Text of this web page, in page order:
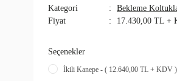
Kategori Bekleme
Fiyat
17.430,00 TL +
Seçenekler
İkili Kanepe - ( 12.640,00 TL + KDV )